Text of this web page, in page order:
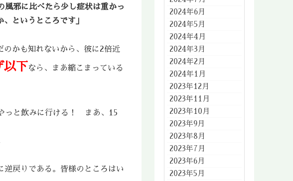
風邪に比べたら少し症状は重かっ
というところです」
のかも知れないから、彼に2倍近
以下 なら、まあ縮こまっている
っと飲みに行ける！ まあ、15
戻りである。皆様のところはい
2024年6月
2024年5月
2024年4月
2024年3月
2024年2月
2024年1月
2023年12月
2023年11月
2023年10月
2023年9月
2023年8月
2023年7月
2023年6月
2023年5月